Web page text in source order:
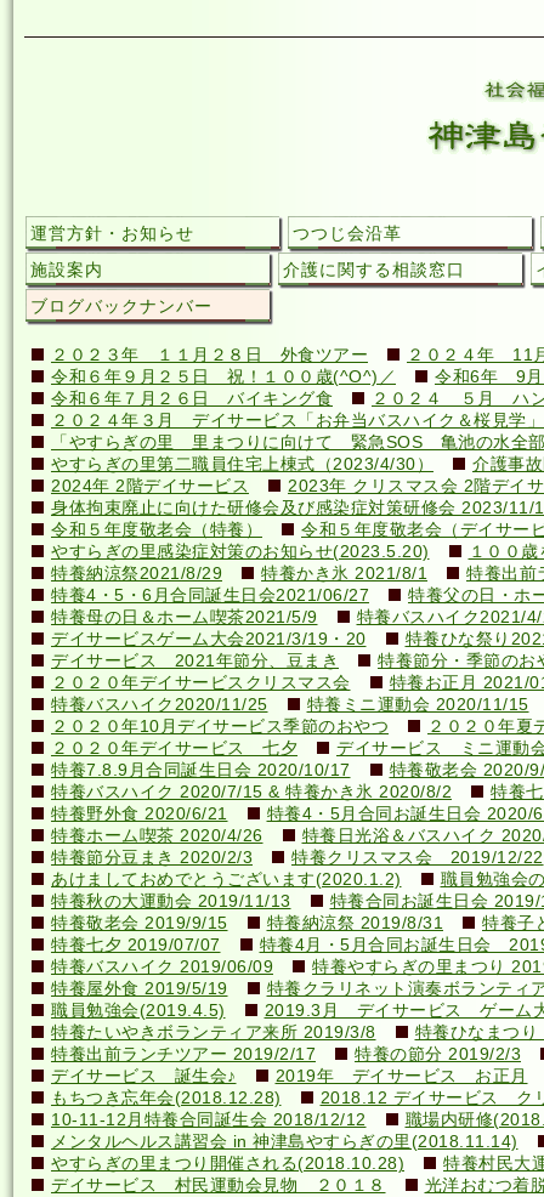
運営方針・お知らせ
つつじ会沿革
施設案内
介護に関する相談窓口
ブログバックナンバー
２０２３年 １１月２８日 外食ツアー
２０２４年 11
令和６年９月２５日 祝！１００歳(^O^)／
令和6年 9
令和６年７月２６日 バイキング食
２０２４ ５月 ハ
２０２４年３月 デイサービス「お弁当バスハイク＆桜見学」
「やすらぎの里 里まつりに向けて 緊急SOS 亀池の水全
やすらぎの里第二職員住宅上棟式（2023/4/30）
介護事
2024年 2階デイサービス
2023年 クリスマス会 2階デイ
身体拘束廃止に向けた研修会及び感染症対策研修会 2023/11/
令和５年度敬老会（特養）
令和５年度敬老会（デイサー
やすらぎの里感染症対策のお知らせ(2023.5.20)
１００
特養納涼祭2021/8/29
特養かき氷 2021/8/1
特養出前
特養4・5・6月合同誕生日会2021/06/27
特養父の日・ホ
特養母の日＆ホーム喫茶2021/5/9
特養バスハイク2021/
デイサービスゲーム大会2021/3/19・20
特養ひな祭り
デイサービス 2021年節分、豆まき
特養節分・季節の
２０２０年デイサービスクリスマス会
特養お正月 2021/
特養バスハイク2020/11/25
特養ミニ運動会 2020/11/15
２０２０年10月デイサービス季節のおやつ
２０２０年夏
２０２０年デイサービス 七夕
デイサービス ミニ運動
特養7.8.9月合同誕生日会 2020/10/17
特養敬老会 2020/
特養バスハイク 2020/7/15 & 特養かき氷 2020/8/2
特養
特養野外食 2020/6/21
特養4・5月合同お誕生日会 2020/
特養ホーム喫茶 2020/4/26
特養日光浴＆バスハイク
特養節分豆まき 2020/2/3
特養クリスマス会 2019/12/22
あけましておめでとうございます(2020.1.2)
職員勉強会
特養秋の大運動会 2019/11/13
特養合同お誕生日会
特養敬老会 2019/9/15
特養納涼祭 2019/8/31
特養子
特養七夕 2019/07/07
特養4月・5月合同お誕生日会
特養バスハイク 2019/06/09
特養やすらぎの里まつり
特養屋外食 2019/5/19
特養クラリネット演奏ボランティ
職員勉強会(2019.4.5)
2019.3月 デイサービス ゲーム
特養たいやきボランティア来所 2019/3/8
特養ひなまつ
特養出前ランチツアー 2019/2/17
特養の節分 2019/2/3
デイサービス 誕生会♪
2019年 デイサービス お正月
もちつき忘年会(2018.12.28)
2018.12 デイサービス ク
10-11-12月特養合同誕生会 2018/12/12
職場内研修
メンタルヘルス講習会 in 神津島やすらぎの里(2018.11.14)
やすらぎの里まつり開催される(2018.10.28)
特養村民大
デイサービス 村民運動会見物 ２０１８
光洋おむつ着